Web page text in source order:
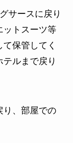
サースに戻り
ットスーツ等
保管してく
ルまで戻り
り、部屋での